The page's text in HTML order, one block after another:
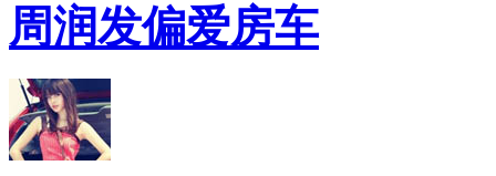
周润发偏爱房车